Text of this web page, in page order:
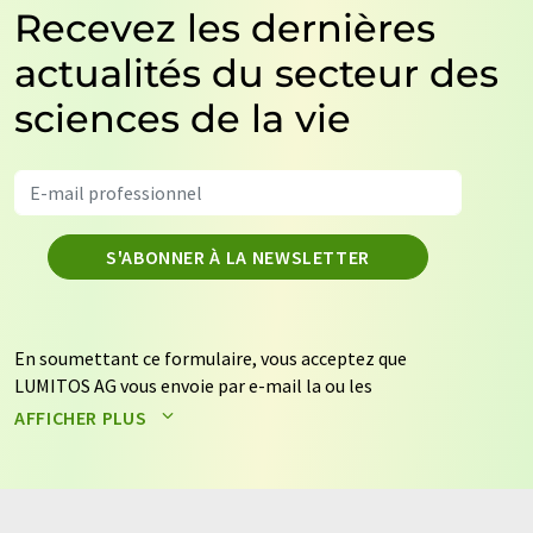
Recevez les dernières
actualités du secteur des
sciences de la vie
S'ABONNER À LA NEWSLETTER
En soumettant ce formulaire, vous acceptez que
LUMITOS AG vous envoie par e-mail la ou les
newsletters sélectionnées ci-dessus. Vos données ne
protection des données
. LUMITOS peut vous contacter
AFFICHER PLUS